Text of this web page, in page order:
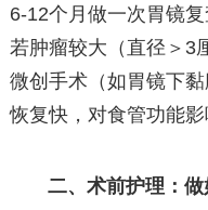
6-12个月做一次胃镜
若肿瘤较大（直径＞3
微创手术（如胃镜下
恢复快，对食管功能影
二、术前护理：